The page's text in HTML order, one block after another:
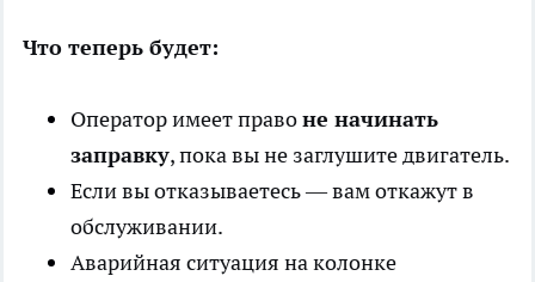
Что теперь будет:
Оператор имеет правоне начинать
заправку, пока вы не заглушите двигатель.
Если вы отказываетесь — вам откажут в
обслуживании.
Аварийная ситуация на колонке